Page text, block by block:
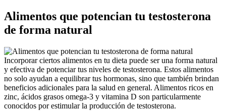
Alimentos que potencian tu testosterona
de forma natural
Incorporar ciertos alimentos en tu dieta puede ser una forma natural
y efectiva de potenciar tus niveles de testosterona. Estos alimentos
no solo ayudan a equilibrar tus hormonas, sino que también brindan
beneficios adicionales para la salud en general. Alimentos ricos en
zinc, ácidos grasos omega-3 y vitamina D son particularmente
conocidos por estimular la producción de testosterona.